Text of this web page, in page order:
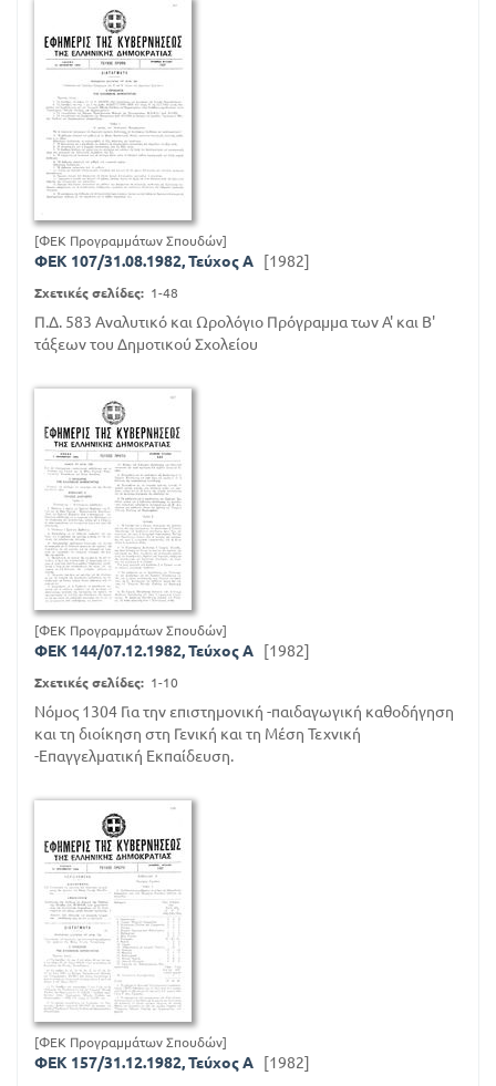
[ΦΕΚ Προγραμμάτων Σπουδών]
ΦΕΚ 107/31.08.1982, Τεύχος A [1982]
Σχετικές σελίδες: 1-48
Π.Δ. 583 Αναλυτικό και Ωρολόγιο Πρόγραμμα των Α' και Β'
τάξεων του Δημοτικού Σχολείου
[ΦΕΚ Προγραμμάτων Σπουδών]
ΦΕΚ 144/07.12.1982, Τεύχος A [1982]
Σχετικές σελίδες: 1-10
Νόμος 1304 Για την επιστημονική -παιδαγωγική καθοδήγηση
και τη διοίκηση στη Γενική και τη Μέση Τεχνική
-Επαγγελματική Εκπαίδευση.
[ΦΕΚ Προγραμμάτων Σπουδών]
ΦΕΚ 157/31.12.1982, Τεύχος A [1982]